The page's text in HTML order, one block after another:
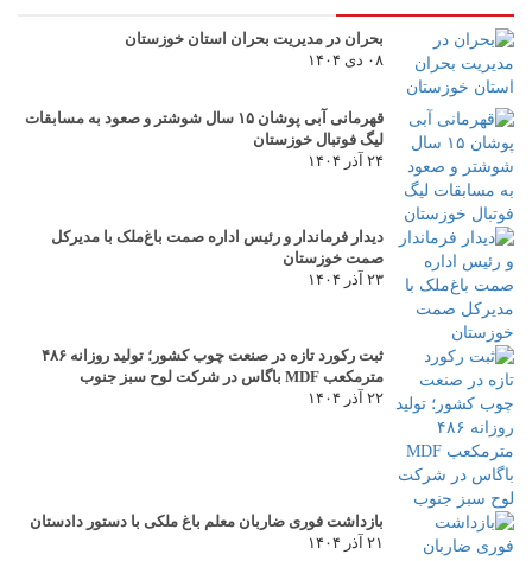
بحران در مدیریت بحران استان خوزستان
۰۸ دی ۱۴۰۴
قهرمانی آبی پوشان ۱۵ سال شوشتر و صعود به مسابقات
لیگ فوتبال خوزستان
۲۴ آذر ۱۴۰۴
دیدار فرماندار و رئیس اداره صمت باغ‌ملک با مدیرکل
صمت خوزستان
۲۳ آذر ۱۴۰۴
ثبت رکورد تازه در صنعت چوب کشور؛ تولید روزانه ۴۸۶
مترمکعب MDF باگاس در شرکت لوح سبز جنوب
۲۲ آذر ۱۴۰۴
بازداشت فوری ضاربان معلم باغ ملکی با دستور دادستان
۲۱ آذر ۱۴۰۴